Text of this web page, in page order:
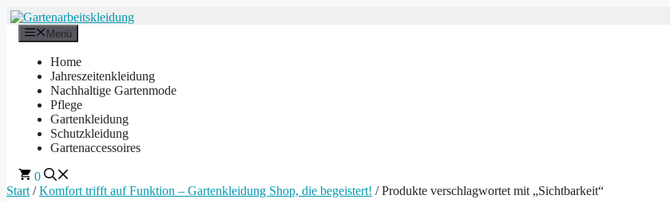
Zum
Inhalt
springen
Menü
Home
Jahreszeitenkleidung
Nachhaltige Gartenmode
Pflege
Gartenkleidung
Schutzkleidung
Gartenaccessoires
0
Start /Komfort trifft auf Funktion – Gartenkleidung Shop, die begeistert! / Produkte verschlagwortet mit „Sichtbarkeit“